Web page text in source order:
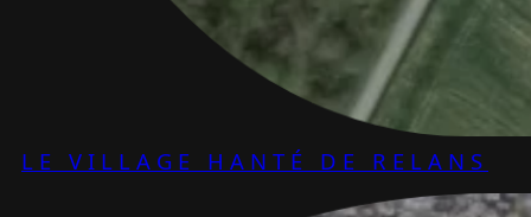
LE VILLAGE HANTÉ DE RELANS